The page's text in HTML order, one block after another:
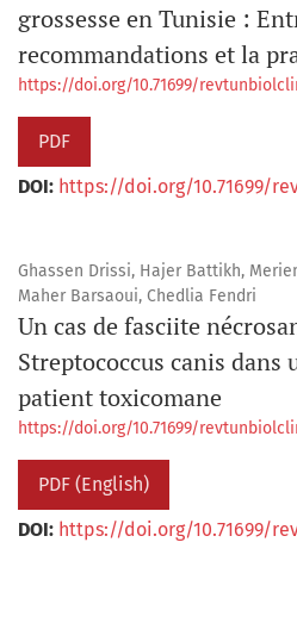
grossesse en Tunisie :
recommandations et la
https://doi.org/10.71699/
PDF
DOI: https://doi.org/10.71699/
Ghassen Drissi, Hajer Battikh,
Maher Barsaoui, Chedlia Fendri
Un cas de fasciite
Streptococcus canis dans
patient toxicomane
https://doi.org/10.71699/
PDF (English)
DOI: https://doi.org/10.71699/